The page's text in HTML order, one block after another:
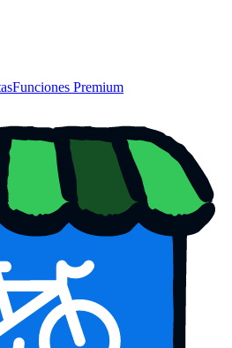
Funciones Premium